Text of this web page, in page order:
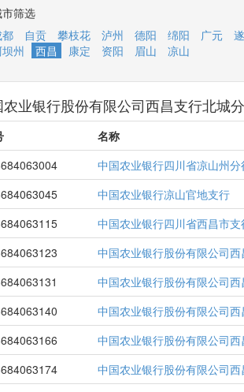
筛选
都
自贡 攀枝花 泸州 德阳 绵阳 广元
州
西昌 康定 资阳 眉山 凉山
农业银行股份有限公司西昌支行北城
名称
中国农业银行四川省凉山州分
中国农业银行凉山官地支行
中国农业银行四川省西昌市支
中国农业银行股份有限公司
中国农业银行股份有限公司
中国农业银行股份有限公司
中国农业银行股份有限公司
中国农业银行股份有限公司